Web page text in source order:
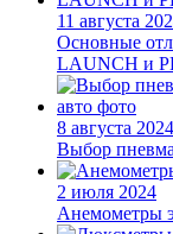
11 августа
Основные
LAUNCH и
8 августа 2024
Выбор
2 июля 2024
Анемометры